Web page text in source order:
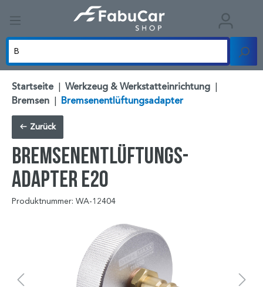
Startseite | Werkzeug & Werkstatteinrichtung |
Bremsen | Bremsenentlüftungsadapter
Zurück
Bremsenentlüftungs-
Adapter E20
Produktnummer: WA-12404